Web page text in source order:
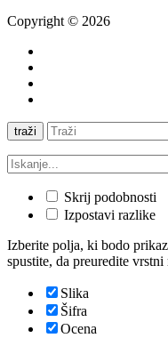
Copyright © 2026
traži
Skrij podobnosti
Izpostavi razlike
Izberite polja, ki bodo
spustite, da preuredite vrstni
Slika
Šifra
Ocena